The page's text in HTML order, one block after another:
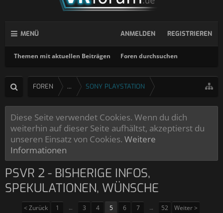
MENÜ
Themen mit aktuellen Beiträgen Foren durchsuchen
ANMELDEN REGISTRIEREN
FOREN ... SONY PLAYSTATION
Diese Seite verwendet Cookies. Wenn du dich
weiterhin auf dieser Seite aufhältst, akzeptierst du
unseren Einsatz von Cookies. Weitere
Informationen
PSVR 2 - BISHERIGE INFOS,
SPEKULATIONEN, WÜNSCHE
< Zurück 1 ← 3 4 5 6 7 → 52 Weiter >